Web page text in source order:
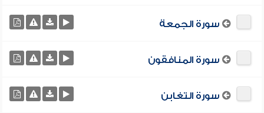
سورة الجمعة
سورة المنافقون
سورة التغابن